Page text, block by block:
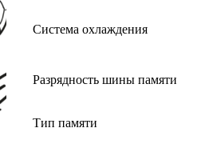
Система охлаждения
Разрядность шины памяти
Тип памяти